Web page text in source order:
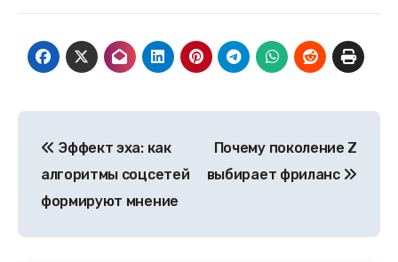
по
записям
Эффект эха: как
алгоритмы соцсетей
формируют мнение
Почему поколение Z
выбирает фриланс